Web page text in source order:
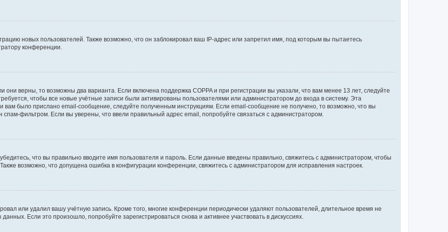
новых пользователей. Также возможно, что он заблокировал ваш IP-адрес или запретил имя, под которым вы пытаетесь
конференции.
они верны, то возможны два варианта. Если включена поддержка COPPA и при регистрации вы указали, что вам менее 13 лет, следуйте
чтобы все новые учётные записи были активированы пользователями или администратором до входа в систему. Эта
вам было прислано email-сообщение, следуйте полученным инструкциям. Если email-сообщение не получено, то возможно, что вы
фильтром. Если вы уверены, что ввели правильный адрес email, попробуйте связаться с администратором.
что вы правильно вводите имя пользователя и пароль. Если данные введены правильно, свяжитесь с администратором, чтобы
возможно, что допущена ошибка в конфигурации конференции, свяжитесь с администратором для исправления настроек.
или удалил вашу учётную запись. Кроме того, многие конференции периодически удаляют пользователей, длительное время не
Если это произошло, попробуйте зарегистрироваться снова и активнее участвовать в дискуссиях.